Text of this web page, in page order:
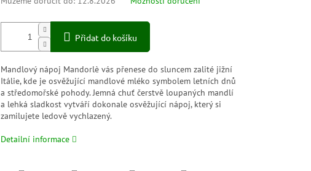
Přidat do košíku
Mandlový nápoj Mandorlè vás přenese do sluncem zalité jižní
Itálie, kde je osvěžující mandlové mléko symbolem letních dnů
a středomořské pohody. Jemná chuť čerstvě loupaných mandlí
a lehká sladkost vytváří dokonale osvěžující nápoj, který si
zamilujete ledově vychlazený.
Detailní informace